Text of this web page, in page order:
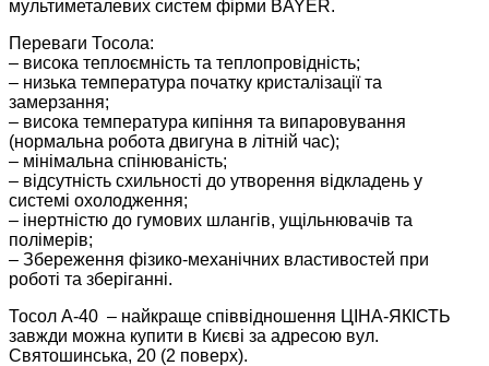
мультиметалевих систем фірми BAYER.
Переваги Тосола:
– висока теплоємність та теплопровідність;
– низька температура початку кристалізації та
замерзання;
– висока температура кипіння та випаровування
(нормальна робота двигуна в літній час);
– мінімальна спінюваність;
– відсутність схильності до утворення відкладень у
системі охолодження;
– інертністю до гумових шлангів, ущільнювачів та
полімерів;
– Збереження фізико-механічних властивостей при
роботі та зберіганні.
Тосол А-40 – найкраще співвідношення ЦІНА-ЯКІСТЬ
завжди можна купити в Києві за адресою вул.
Святошинська, 20 (2 поверх).